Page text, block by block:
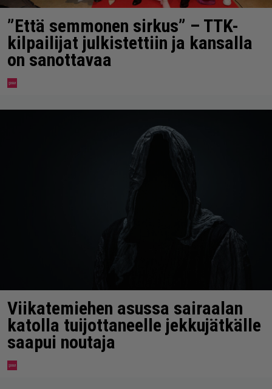
”Että semmonen sirkus” – TTK-
kilpailijat julkistettiin ja kansalla
on sanottavaa
Viikatemiehen asussa sairaalan
katolla tuijottaneelle jekkujätkälle
saapui noutaja